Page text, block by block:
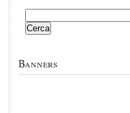
Banners